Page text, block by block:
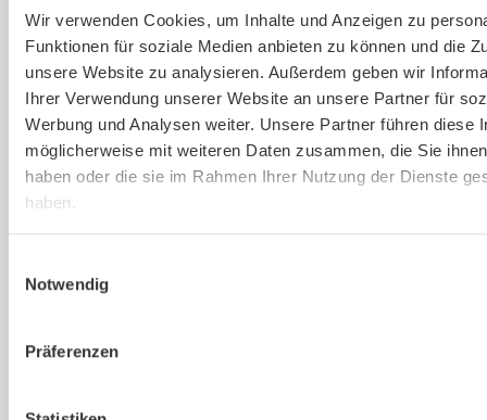
Wir verwenden Cookies, um Inhalte und Anzeigen zu
Funktionen für soziale Medien anbieten zu können und die
unsere Website zu analysieren. Außerdem geben wir
Ihrer Verwendung unserer Website an unsere Partner für
Werbung und Analysen weiter. Unsere Partner führen diese
möglicherweise mit weiteren Daten zusammen, die Sie
haben oder die sie im Rahmen Ihrer Nutzung der Dienste
haben.
Notwendig
Präferenzen
Mehr erfahren
kaer